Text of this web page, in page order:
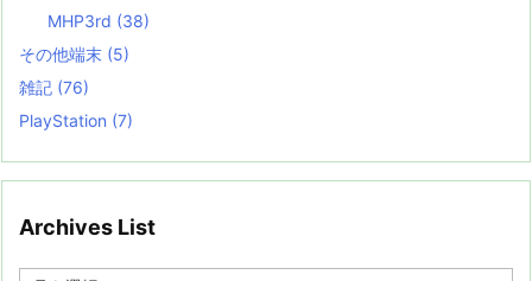
MHP3rd (38)
その他端末 (5)
雑記 (76)
PlayStation (7)
Archives List